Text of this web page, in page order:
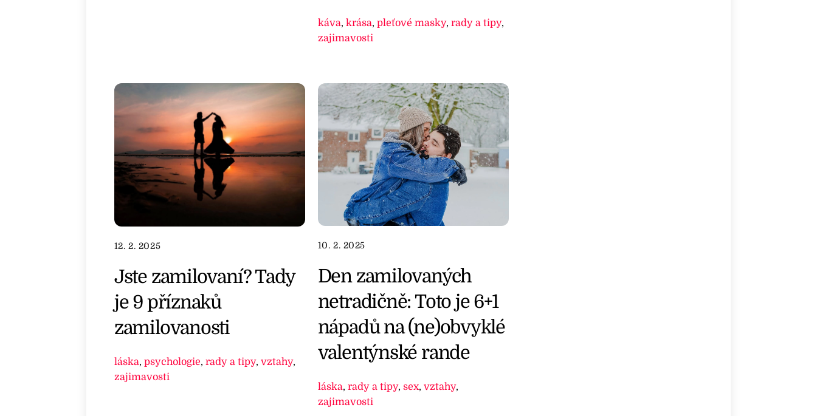
káva, krása, pleťové masky, rady a tipy,
zajimavosti
12. 2. 2025
Jste zamilovaní? Tady
je 9 příznaků
zamilovanosti
láska, psychologie, rady a tipy, vztahy,
zajimavosti
10. 2. 2025
Den zamilovaných
netradičně: Toto je 6+1
nápadů na (ne)obvyklé
valentýnské rande
láska, rady a tipy, sex, vztahy,
zajimavosti